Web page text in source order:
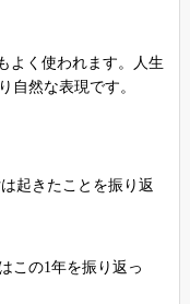
よく使われます。人生
自然な表現です。
は起きたことを振り返
この1年を振り返っ